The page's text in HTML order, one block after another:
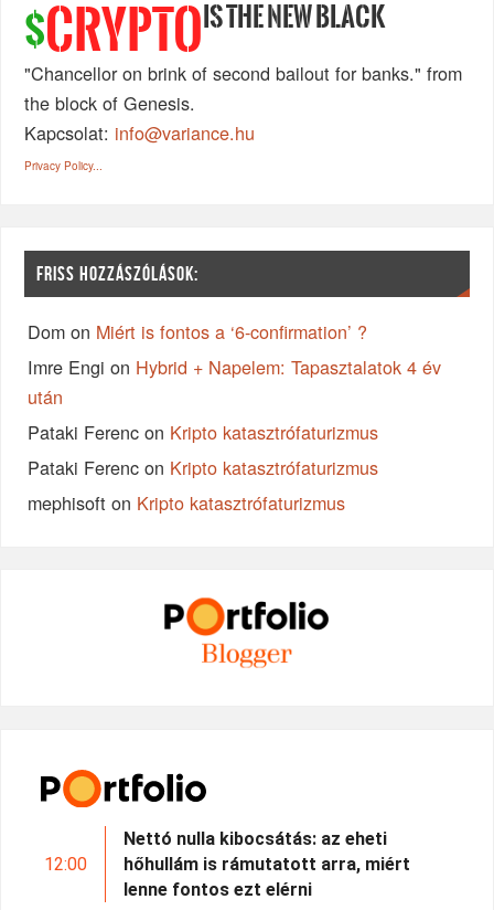
$CRYPTO IS THE NEW BLACK
"Chancellor on brink of second bailout for banks." from
the block of Genesis.
Kapcsolat: info@variance.hu
Privacy Policy...
FRISS HOZZÁSZÓLÁSOK:
Dom on Miért is fontos a ‘6-confirmation’ ?
Imre Engi on Hybrid + Napelem: Tapasztalatok 4 év
után
Pataki Ferenc on Kripto katasztrófaturizmus
Pataki Ferenc on Kripto katasztrófaturizmus
mephisoft on Kripto katasztrófaturizmus
12:00
Nettó nulla kibocsátás: az eheti
hőhullám is rámutatott arra, miért
lenne fontos ezt elérni